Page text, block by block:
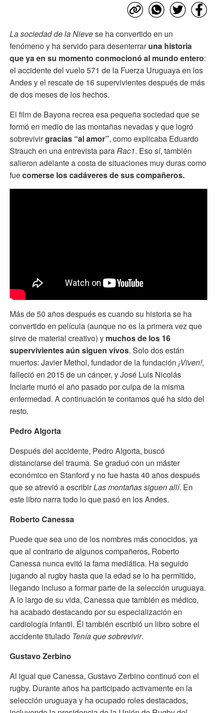
La sociedad de la Nievese ha convertido en un
fenómeno y ha servido para desenterraruna historia
que ya en su momento conmocionó al mundo entero:
el accidente del vuelo 571 de la Fuerza Uruguaya en los
Andes y el rescate de 16 supervivientes después de más
de dos meses de los hechos.
El film de Bayona recrea esa pequeña sociedad que se
formó en medio de las montañas nevadas y que logró
sobrevivirgracias “al amor”, como explicaba Eduardo
Strauch en una entrevista paraRac1. Eso sí, también
salieron adelante a costa de situaciones muy duras como
fuecomerse los cadáveres de sus compañeros.
Más de 50 años después es cuando su historia se ha
convertido en película (aunque no es la primera vez que
sirve de material creativo) y muchos de los 16
supervivientes aún siguen vivos. Solo dos están
muertos: Javier Methol, fundador de la fundación ¡Viven!,
falleció en 2015 de un cáncer, y José Luis Nicolás
Inciarte murió el año pasado por culpa de la misma
enfermedad. A continuación te contamos qué ha sido del
resto.
Pedro Algorta
Después del accidente, Pedro Algorta, buscó
distanciarse del trauma. Se graduó con un máster
económico en Stanford y no fue hasta 40 años después
que se atrevió a escribirLas montañas siguen allí. En
este libro narra todo lo que pasó en los Andes.
Roberto Canessa
Puede que sea uno de los nombres más conocidos, ya
que al contrario de algunos compañeros, Roberto
Canessa nunca evitó la fama mediática. Ha seguido
jugando al rugby hasta que la edad se lo ha permitido,
llegando incluso a formar parte de la selección uruguaya.
A lo largo de su vida, Canessa que también es médico,
ha acabado destacando por su especialización en
cardiología infantil. Él también escribió un libro sobre el
accidente titulado Tenía que sobrevivir.
Gustavo Zerbino
Al igual que Canessa, Gustavo Zerbino continuó con el
rugby. Durante años ha participado activamente en la
selección uruguaya y ha ocupado roles destacados,